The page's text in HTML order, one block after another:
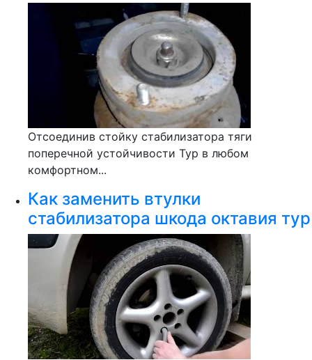
Отсоединив стойку стабилизатора тяги
поперечной устойчивости Тур в любом
комфортном...
Как заменить втулки
стабилизатора шкода октавия тур